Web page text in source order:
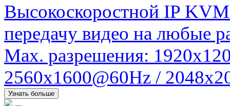
Высокоскоростной IP
передачу видео на любые
Max. разрешения:
2560x1600@60Hz /
Узнать больше